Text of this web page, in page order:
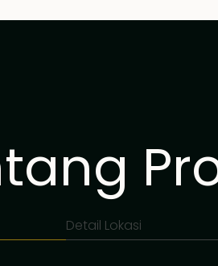
Detail Lokasi